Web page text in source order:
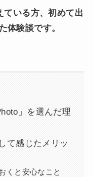
いる方、初めて出
体験談です。
」を選んだ理
て感じたメリッ
くと安心なこと